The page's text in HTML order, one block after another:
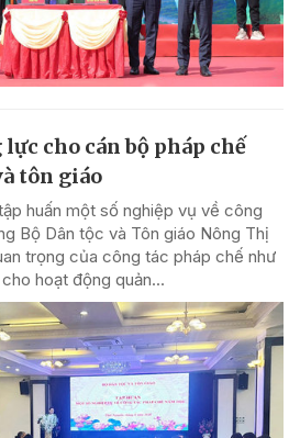
cho cán bộ pháp chế
tôn giáo
huấn một số nghiệp vụ về công
Bộ Dân tộc và Tôn giáo Nông Thị
trọng của công tác pháp chế như
hoạt động quản...